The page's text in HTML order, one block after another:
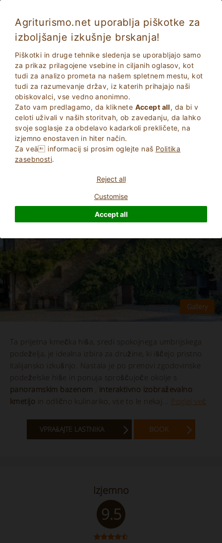
Agriturismo.net uporablja piškotke za
izboljšanje izkušnje brskanja!
Piškotki in druge tehnike sledenja se uporabljajo samo
za prikaz prilagojene vsebine in ciljanih oglasov, kot
tudi za analizo prometa na našem spletnem mestu, kot
tudi za razumevanje držav, iz katerih prihajajo naši
obiskovalci, vse vedno anonimno.
Zato vam predlagamo, da kliknete Accept all, da bi v
celoti uživali v naših storitvah, ob zavedanju, da lahko
svoje soglasje za obdelavo kadarkoli prekličete, na
izjemno enostaven in hiter način.
Za veä informacij si prosim oglejte naš Politika
zasebnosti.
Reject all
Customise
Accept all
Magione 331
Počitnice na kmetiji
Perugia, Magione(Glej Zemljevid) 26Kraji z ležišči
VPRAšAJTE LASTNIKA BOOK
9.5
Več informacij
Ta prijetna kmečka hiša, sredi spokojnega umbrijskega
podeželja, je idealna izbira za družine, ki iščejo pristno
italijansko izkušnjo. Nastala je po prenovi zgodovinske
podeželske hiše in ponuja sproščujoče okolje s
panoramskim bazenom
interaktivno izobraževalno
kmetijo in odlično kulinariko, vse to le nekaj... Poglej več
VPRAšAJTE LASTNIKA BOOK
9.5
Izjemno